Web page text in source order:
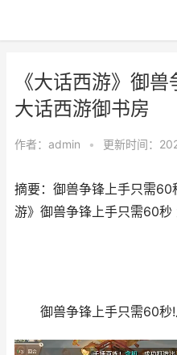
《大话西游》御
大话西游御书房
作者： admin • 更新时间：
摘要：御兽争锋上手只需
游》御兽争锋上手只需60秒
御兽争锋上手只需60秒!